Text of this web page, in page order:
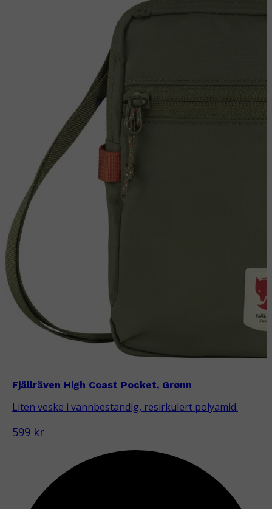
Fjällräven High Coast Pocket, Grønn
Liten veske i vannbestandig, resirkulert polyamid.
599 kr